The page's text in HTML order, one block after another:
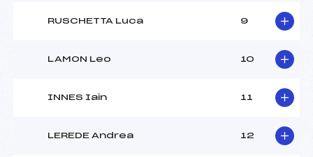
RUSCHETTA Luca 9
LAMON Leo 10
INNES Iain 11
LEREDE Andrea 12